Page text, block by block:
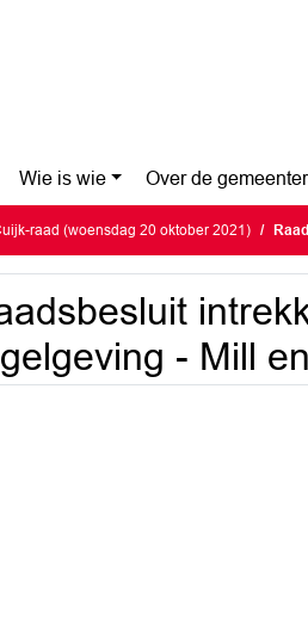
Wie is wie Over de
raad (woensdag 20 oktober 2021)
- Mill